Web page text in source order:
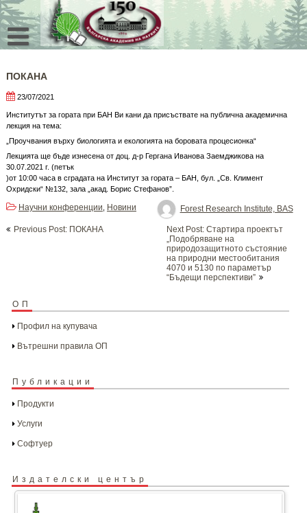
Skip
to
content
ПОКАНА
23/07/2021
Институтът за гората при БАН Ви кани да присъствате на публична академична
лекция на тема:
„Проучвания върху биологията и екологията на боровата процесионка“
Лекцията ще бъде изнесена от доц. д-р Гергана Иванова Заемджикова на
30.07.2021 г. (петък
)от 10:00 часа в сградата на Институт за гората – БАН, бул. „Св. Климент
Охридски“ №132, зала „акад. Борис Стефанов”.
Forest Research Institute, BAS
Научни конференции
Новини
navigation
Previous Post: ПОКАНА
Next Post: Стартира проектът
„Подобряване на
природозащитното състояние
на природни местообитания
4070 и 5130 по параметър
“Бъдещи перспективи”
ОП
Профил на купувача
Вътрешни правила ОП
Публикации
Продукти
Услуги
Софтуер
Издателски център